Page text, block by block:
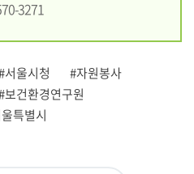
3271
서울시청
#자원봉사
보건환경연구원
특별시